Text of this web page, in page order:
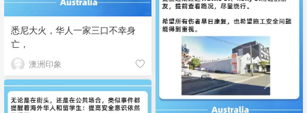
悉尼大火，华人一家三口不幸身
亡，
澳洲印象